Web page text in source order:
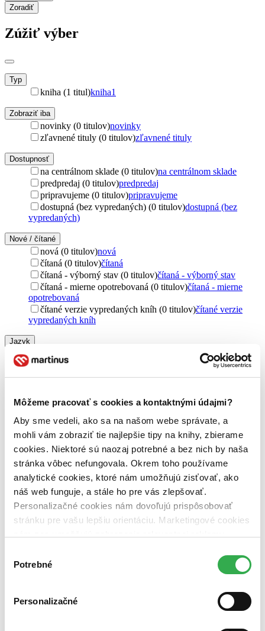
Môžeme pracovať s cookies a kontaktnými údajmi?
Aby sme vedeli, ako sa na našom webe správate, a
mohli vám zobraziť tie najlepšie tipy na knihy, zbierame
cookies. Niektoré sú naozaj potrebné a bez nich by naša
stránka vôbec nefungovala. Okrem toho používame
analytické cookies, ktoré nám umožňujú zisťovať, ako
náš web funguje, a stále ho pre vás zlepšovať.
Personalizačné cookies nám dovoľujú prispôsobovať
stránku pre vašu lepšiu orientáciu. Marketingové cookies
nám pomohlo, keby sme mohli používať všetky tieto
súhlasu
Potrebné
Personalizačné
Zoradiť
Zúžiť výber
Typ
kniha (1 titul)kniha1
Zobraziť iba
novinky (0 titulov)novinky
zľavnené tituly (0 titulov)zľavnené tituly
Dostupnosť
na centrálnom sklade (0 titulov)na centrálnom sklade
predpredaj (0 titulov)predpredaj
pripravujeme (0 titulov)pripravujeme
dostupná (bez vypredaných) (0 titulov)dostupná (bez
vypredaných)
Nové / čítané
nová (0 titulov)nová
čítaná (0 titulov)čítaná
čítaná - výborný stav (0 titulov)čítaná - výborný stav
čítaná - mierne opotrebovaná (0 titulov)čítaná - mierne
opotrebovaná
čítané verzie vypredaných kníh (0 titulov)čítané verzie
vypredaných kníh
Jazyk
čeština (1 titul)
Väzba
brožovaná väzba (1 titul)brožovaná väzba1
Zoradiť
Bestsellery
Najlacnejšie